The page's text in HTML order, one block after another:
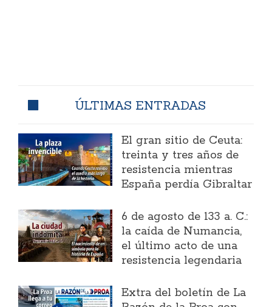
ÚLTIMAS ENTRADAS
El gran sitio de Ceuta:
treinta y tres años de
resistencia mientras
España perdía Gibraltar
6 de agosto de 133 a. C.:
la caída de Numancia,
el último acto de una
resistencia legendaria
Extra del boletín de La